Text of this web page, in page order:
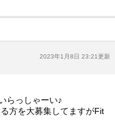
2023年1月8日 23:21更新
らっしゃーい♪
方を大募集してますがFit